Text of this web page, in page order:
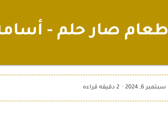
طعام صار حلم -
2 دقيقه قراءه